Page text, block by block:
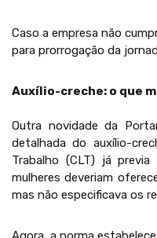
Caso a empresa não
para prorrogação da
Auxílio-creche: o que
Outra novidade da
detalhada do auxílio-
Trabalho (CLT) já
mulheres deveriam
mas não especificava os